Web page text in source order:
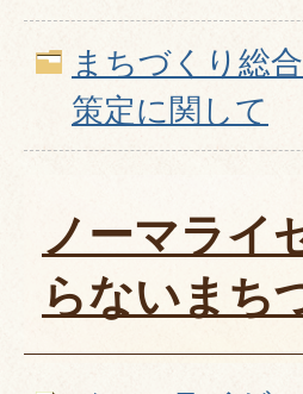
まちづくり総
策定に関して
ノーマライ
らないまち